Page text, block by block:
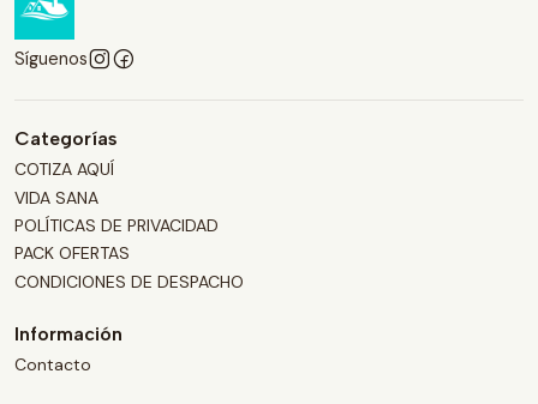
Síguenos
Categorías
COTIZA AQUÍ
VIDA SANA
POLÍTICAS DE PRIVACIDAD
PACK OFERTAS
CONDICIONES DE DESPACHO
Información
Contacto